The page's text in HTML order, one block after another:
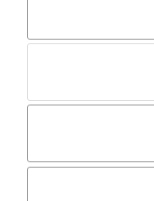
Incluir imagem :